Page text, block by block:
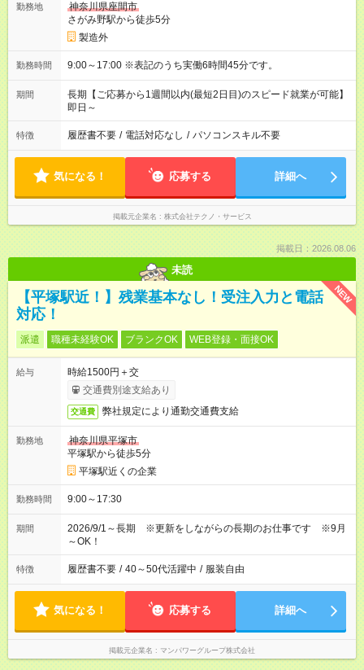
勤務地
神奈川県座間市
さがみ野駅から徒歩5分
製造外
勤務時間 9:00～17:00 ※表記のうち実働6時間45分です。
期間
長期【ご応募から1週間以内(最短2日目)のスピード就業が可能】
即日～
特徴 履歴書不要 / 電話対応なし / パソコンスキル不要
気になる！ 応募する 詳細へ
掲載元企業名 株式会社テクノ・サービス
掲載日：2026.08.06
未読
NEW
【平塚駅近！】残業基本なし！受注入力と電話
対応！
派遣 職種未経験OK ブランクOK WEB登録・面接OK
給与
時給1500円＋交
交通費別途支給あり
交通費 弊社規定により通勤交通費支給
勤務地
神奈川県平塚市
平塚駅から徒歩5分
平塚駅近くの企業
勤務時間 9:00～17:30
期間
2026/9/1～長期 ※更新をしながらの長期のお仕事です ※9月
～OK！
特徴 履歴書不要 / 40～50代活躍中 / 服装自由
気になる！ 応募する 詳細へ
掲載元企業名 マンパワーグループ株式会社